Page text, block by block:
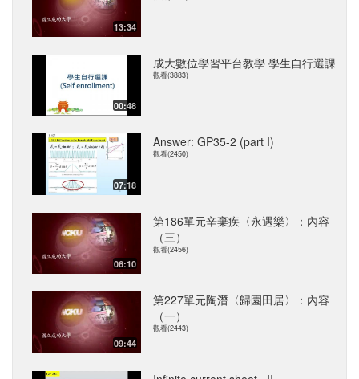
13:34
00:48
成大數位學習平台教學 學生自行選課
觀看(3883)
07:18
Answer: GP35-2 (part I)
觀看(2450)
06:10
第186單元辛棄疾〈永遇樂〉：內容
（三）
觀看(2456)
09:44
第227單元陶潛〈歸園田居〉：內容
（一）
觀看(2443)